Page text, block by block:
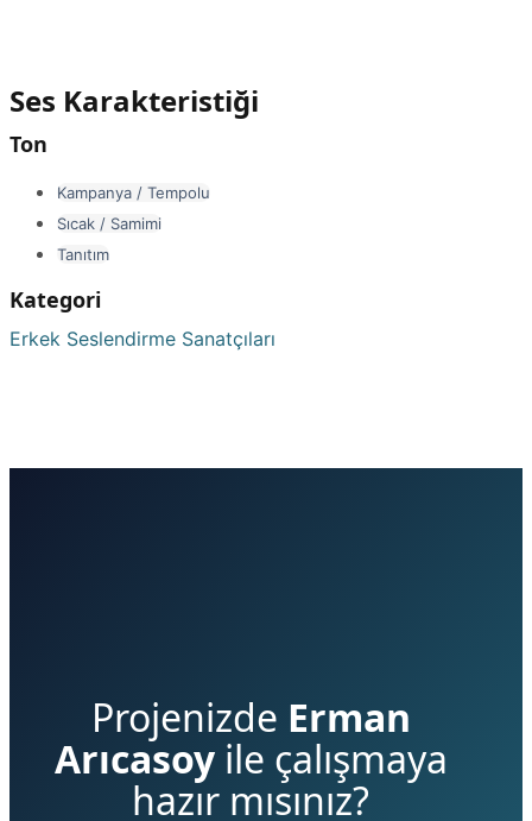
Ses Karakteristiği
Ton
Kampanya / Tempolu
Sıcak / Samimi
Tanıtım
Kategori
Erkek Seslendirme Sanatçıları
Projenizde Erman
Arıcasoyile çalışmaya
hazır mısınız?